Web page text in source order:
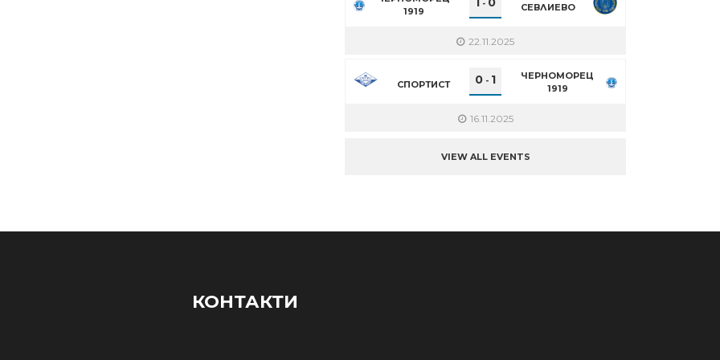
1919
- СЕВЛИЕВО
22.11.2025
СПОРТИСТ 0 - 1
ЧЕРНОМОРЕЦ
1919
16.11.2025
VIEW ALL EVENTS
КОНТАКТИ